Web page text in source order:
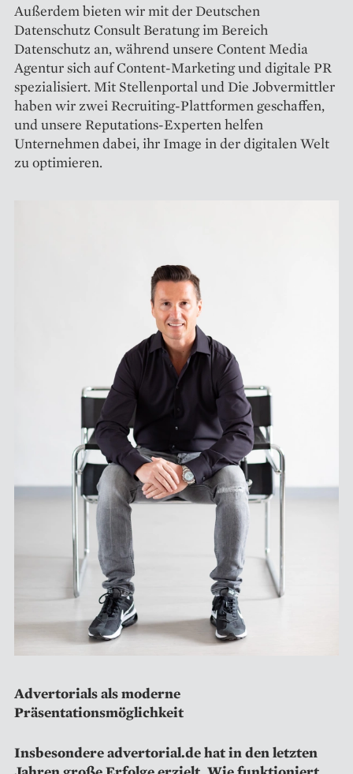
Außerdem bieten wir mit der Deutschen
Datenschutz Consult Beratung im Bereich
Datenschutz an, während unsere Content Media
Agentur sich auf Content-Marketing und digitale PR
spezialisiert. Mit Stellenportal und Die Jobvermittler
haben wir zwei Recruiting-Plattformen geschaffen,
und unsere Reputations-Experten helfen
Unternehmen dabei, ihr Image in der digitalen Welt
zu optimieren.
Advertorials als moderne
Präsentationsmöglichkeit
Insbesondere advertorial.de hat in den letzten